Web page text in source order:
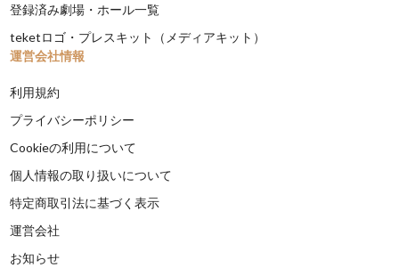
登録済み劇場・ホール一覧
teketロゴ・プレスキット（メディアキット）
運営会社情報
利用規約
プライバシーポリシー
Cookieの利用について
個人情報の取り扱いについて
特定商取引法に基づく表示
運営会社
お知らせ